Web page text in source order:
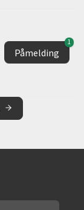
Påmelding
1